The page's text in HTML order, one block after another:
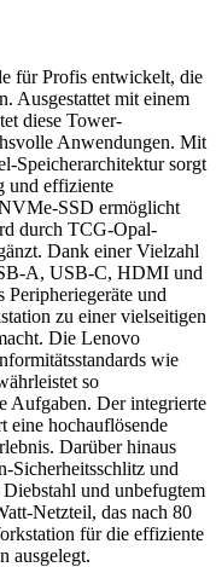
für Profis entwickelt, die
Ausgestattet mit einem
diese Tower-
Anwendungen. Mit
Speicherarchitektur sorgt
und effiziente
SSD ermöglicht
durch TCG-Opal-
Dank einer Vielzahl
A, USB-C, HDMI und
und
zu einer vielseitigen
Die Lenovo
wie
so
Aufgaben. Der integrierte
hochauflösende
Darüber hinaus
Sicherheitsschlitz und
und unbefugtem
Netzteil, das nach 80
für die effiziente
ausgelegt.